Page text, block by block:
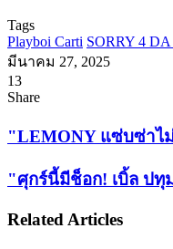
Tags
Playboi Carti SORRY 4
มีนาคม 27, 2025
13
Facebook
X
Tumblr
Messenger
Messenger
Line
Share
via
Email
"LEMONY
บ
ไม่
"LEMONY แซ่บซ่าไ
"ศุกร์
มี
"ศุกร์นี้มีช็อก! เบิ้ล ปทุม
Related Articles